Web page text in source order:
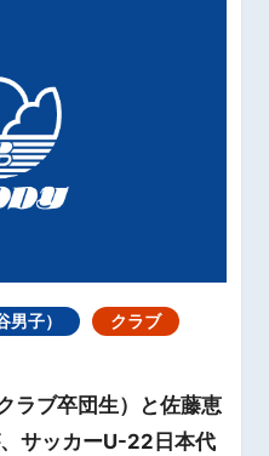
子）
クラブ
ラブ卒団生）と佐藤恵
サッカーU-22日本代